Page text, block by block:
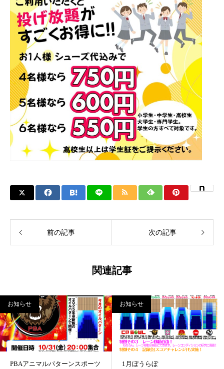
前の記事 次の記事
関連記事
お知らせ
PBAアニマルパターンスポーツ
お知らせ
1月ぼうらぼ